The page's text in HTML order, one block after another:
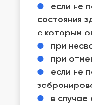
если не
состояния
с которым
при
при
если не
в случае